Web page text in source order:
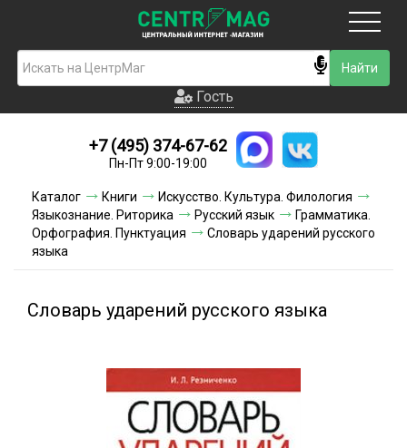
Гость
Новинки
Условия доставки
Условия оплаты
Акции и скидки
Гость
+7 (495) 374-67-62
Пн-Пт 9:00-19:00
Каталог Книги
Искусство. Культура. Филология
Языкознание. Риторика
Русский язык
Грамматика.
Орфография. Пунктуация
Словарь ударений русского
языка
Словарь ударений русского языка